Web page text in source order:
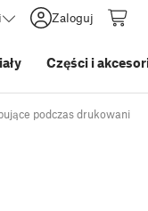
Zaloguj
Części i
podczas drukowania